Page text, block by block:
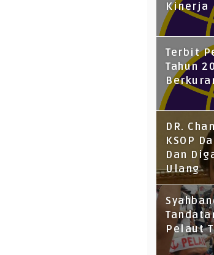
Kinerja
Terbit
Tahun
DR.
KSOP
Dan
Ulang
Pelaut